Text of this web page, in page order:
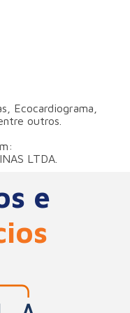
Ecocardiograma,
outros.
LTDA.
e